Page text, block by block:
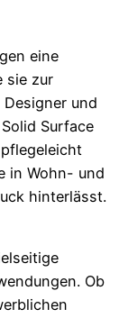
eine
sie zur
und
Surface
in Wohn- und
hinterlässt.
Ob